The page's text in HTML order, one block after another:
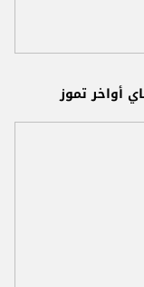
أواخر تموز